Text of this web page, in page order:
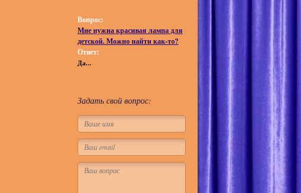
Вопрос:
Мне нужна красивая лампа для
детской. Можно найти как-то?
Ответ:
Да...
Задать свой вопрос: